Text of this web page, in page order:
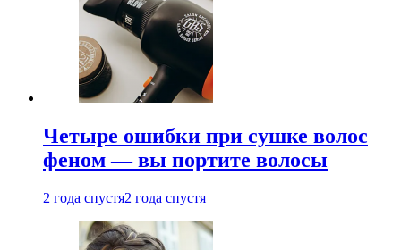
Четыре ошибки при сушке волос
феном — вы портите волосы
2 года спустя2 года спустя